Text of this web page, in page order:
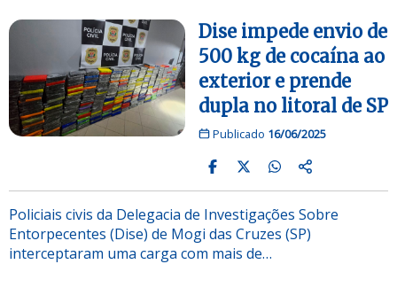
Dise impede envio de
500 kg de cocaína ao
exterior e prende
dupla no litoral de SP
Publicado 16/06/2025
Policiais civis da Delegacia de Investigações Sobre
Entorpecentes (Dise) de Mogi das Cruzes (SP)
interceptaram uma carga com mais de…